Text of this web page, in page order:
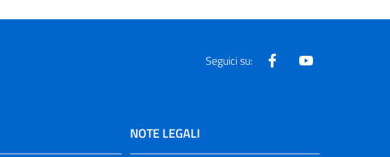
Seguici su: Facebook
NOTE LEGALI